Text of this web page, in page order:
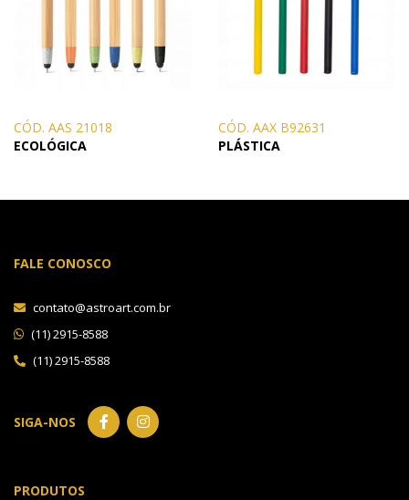
CÓD. AAS 21018
ECOLÓGICA
CÓD. AAX B92631
PLÁSTICA
FALE CONOSCO
contato@astroart.com.br
(11) 2915-8588
(11) 2915-8588
SIGA-NOS
PRODUTOS